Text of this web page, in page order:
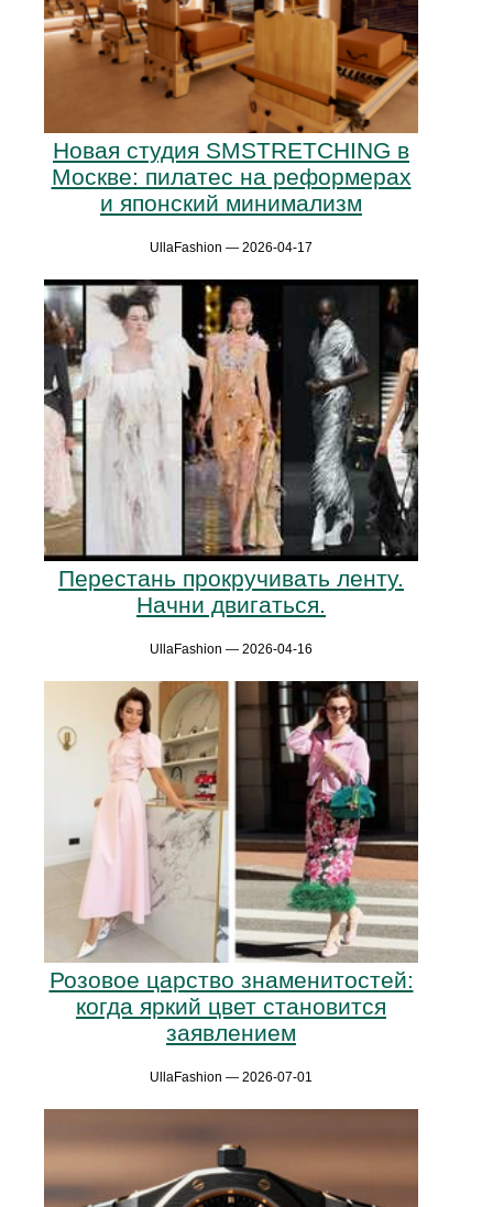
Новая студия SMSTRETCHING в
Москве: пилатес на реформерах
и японский минимализм
UllaFashion — 2026-04-17
Перестань прокручивать ленту.
Начни двигаться.
UllaFashion — 2026-04-16
Розовое царство знаменитостей:
когда яркий цвет становится
заявлением
UllaFashion — 2026-07-01